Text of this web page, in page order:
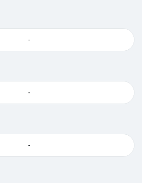
-
-
-